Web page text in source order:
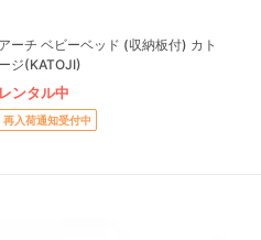
アーチ ベビーベッド (収納板付) カト
ージ(KATOJI)
レンタル中
再入荷通知受付中